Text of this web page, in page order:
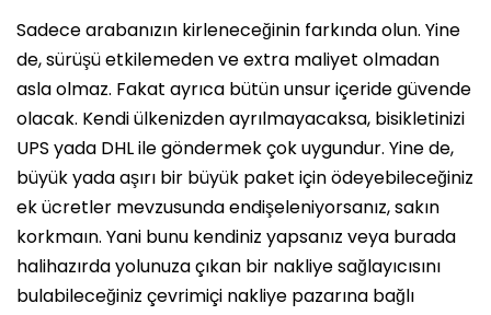
Sadece arabanızın kirleneceğinin farkında olun. Yine
de, sürüşü etkilemeden ve extra maliyet olmadan
asla olmaz. Fakat ayrıca bütün unsur içeride güvende
olacak. Kendi ülkenizden ayrılmayacaksa, bisikletinizi
UPS yada DHL ile göndermek çok uygundur. Yine de,
büyük yada aşırı bir büyük paket için ödeyebileceğiniz
ek ücretler mevzusunda endişeleniyorsanız, sakın
korkmaın. Yani bunu kendiniz yapsanız veya burada
halihazırda yolunuza çıkan bir nakliye sağlayıcısını
bulabileceğiniz çevrimiçi nakliye pazarına bağlı